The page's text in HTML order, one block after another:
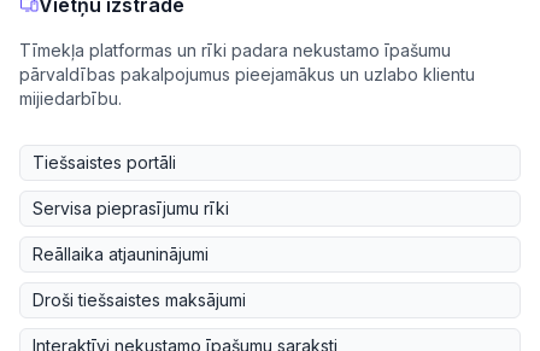
Vietņu izstrāde
Tīmekļa platformas un rīki padara nekustamo īpašumu
pārvaldības pakalpojumus pieejamākus un uzlabo klientu
mijiedarbību.
Tiešsaistes portāli
Servisa pieprasījumu rīki
Reāllaika atjauninājumi
Droši tiešsaistes maksājumi
Interaktīvi nekustamo īpašumu saraksti